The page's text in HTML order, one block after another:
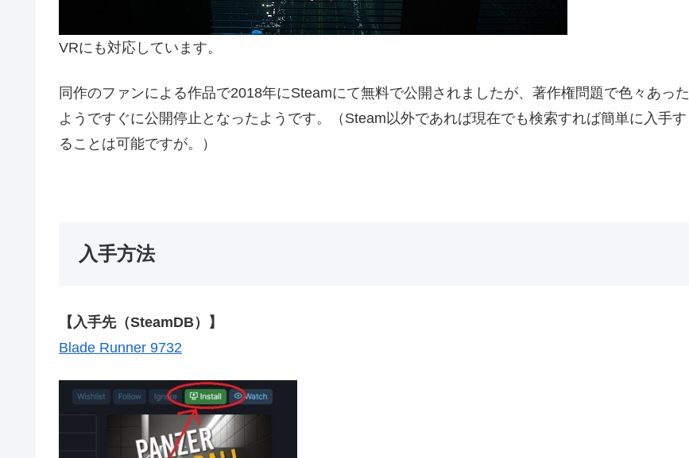
VRにも対応しています。
同作のファンによる作品で2018年にSteamにて無料で公開されましたが、著作権問題で色々あった
ようですぐに公開停止となったようです。（Steam以外であれば現在でも検索すれば簡単に入手す
ることは可能ですが。）
入手方法
【入手先（SteamDB）】
Blade Runner 9732